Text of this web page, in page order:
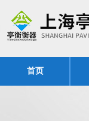
首页